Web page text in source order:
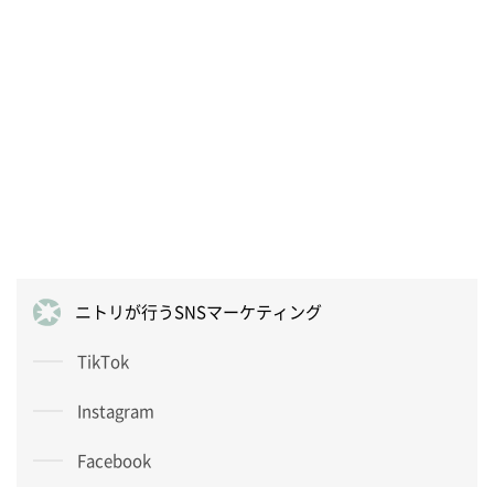
ニトリが行うSNSマーケティング
TikTok
Instagram
Facebook